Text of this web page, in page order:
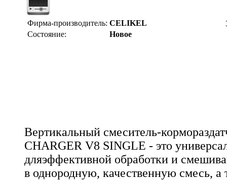
Фирма-производитель: CELIKEL
Состояние:
Новое
Вертикальный смеситель-
CHARGER V8 SINGLE - это
дляэффективной обработки и
в однородную, качественную смесь, а